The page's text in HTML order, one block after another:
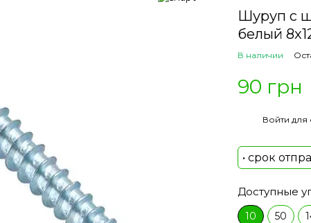
Шуруп с
белый
В наличии
90 грн
Войти для
• срок
Доступные
10 50